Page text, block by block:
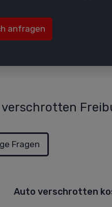
anfragen
verschrotten
Fragen
Auto verschrotten